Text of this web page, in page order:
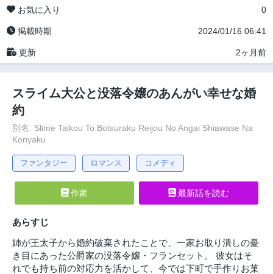
お気に入り 0
掲載時期 2024/01/16 06:41
更新 2ヶ月前
スライム大公と没落令嬢のあんがい幸せな婚
約
別名: Slime Taikou To Botsuraku Reijou No Angai Shiawase Na
Konyaku
ファンタジー ロマンス コメディ
作家 最新話を読む
あらすじ
姉が王太子から婚約破棄されたことで、一家お取り潰しの憂
き目にあった公爵家の没落令嬢・フランセット。 彼女はそ
れでも持ち前の対応力を活かして、今では下町で手作りお菓